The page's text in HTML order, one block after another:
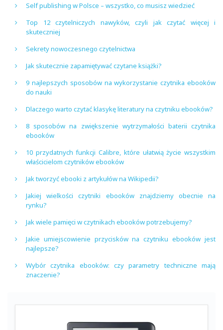
Self publishing w Polsce – wszystko, co musisz wiedzieć
Top 12 czytelniczych nawyków, czyli jak czytać więcej i
skuteczniej
Sekrety nowoczesnego czytelnictwa
Jak skutecznie zapamiętywać czytane książki?
9 najlepszych sposobów na wykorzystanie czytnika ebooków
do nauki
Dlaczego warto czytać klasykę literatury na czytniku ebooków?
8 sposobów na zwiększenie wytrzymałości baterii czytnika
ebooków
10 przydatnych funkcji Calibre, które ułatwią życie wszystkim
właścicielom czytników ebooków
Jak tworzyć ebooki z artykułów na Wikipedii?
Jakiej wielkości czytniki ebooków znajdziemy obecnie na
rynku?
Jak wiele pamięci w czytnikach ebooków potrzebujemy?
Jakie umiejscowienie przycisków na czytniku ebooków jest
najlepsze?
Wybór czytnika ebooków: czy parametry techniczne mają
znaczenie?